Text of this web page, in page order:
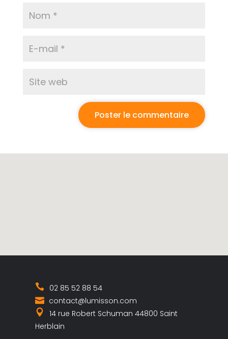
02 85 52 88 54
contact@lumisson.com
14 rue Robert Schuman 44800 Saint
Herblain